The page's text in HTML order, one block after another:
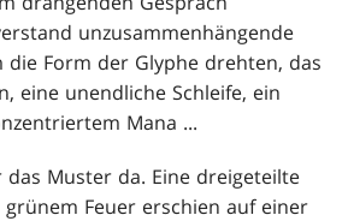
unzusammenhängende
Form der Glyphe drehten, das
eine unendliche Schleife, ein
Mana ...
Muster da. Eine dreigeteilte
grünem Feuer erschien auf einer